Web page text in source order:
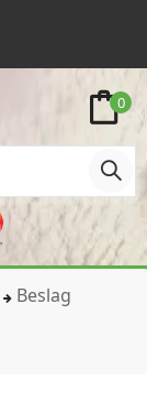
0
Beslag